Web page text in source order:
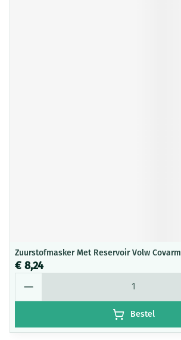
Zuurstofmasker Met Reservoir Volw
€ 8,24
Bestel